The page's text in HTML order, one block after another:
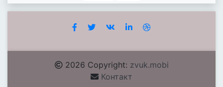
2026 Copyright: zvuk.mobi
Контакт